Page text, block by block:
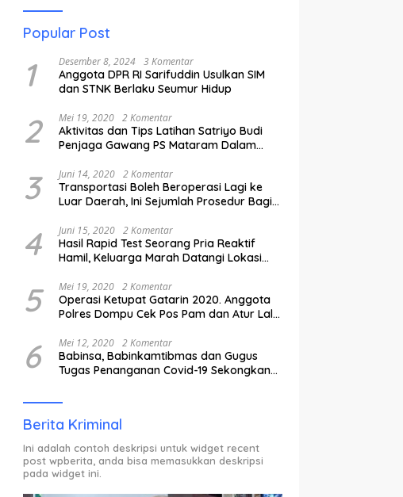
Popular Post
1 Desember 8, 2024 3 Komentar
Anggota DPR RI Sarifuddin Usulkan SIM
dan STNK Berlaku Seumur Hidup
2 Mei 19, 2020 2 Komentar
Aktivitas dan Tips Latihan Satriyo Budi
Penjaga Gawang PS Mataram Dalam
3 Juni 14, 2020 2 Komentar
Transportasi Boleh Beroperasi Lagi ke
Luar Daerah, Ini Sejumlah Prosedur Bagi
4 Juni 15, 2020 2 Komentar
Hasil Rapid Test Seorang Pria Reaktif
Hamil, Keluarga Marah Datangi Lokasi
5 Mei 19, 2020 2 Komentar
Operasi Ketupat Gatarin 2020. Anggota
Polres Dompu Cek Pos Pam dan Atur Lalu
6 Mei 12, 2020 2 Komentar
Babinsa, Babinkamtibmas dan Gugus
Tugas Penanganan Covid-19 Sekongkang
ODP.
Berita Kriminal
Ini adalah contoh deskripsi untuk widget recent
post wpberita, anda bisa memasukkan deskripsi
pada widget ini.